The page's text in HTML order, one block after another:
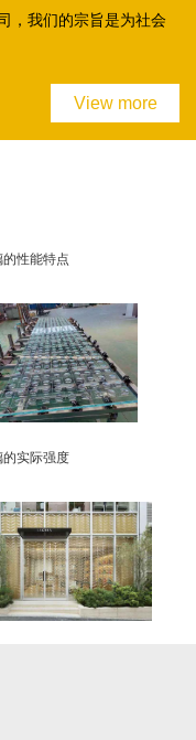
，我们的宗旨是为社会
View more
性能特点
的实际强度